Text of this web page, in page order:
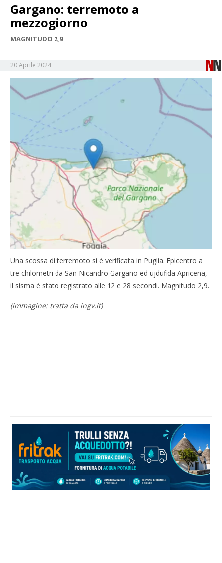
Gargano: terremoto a
mezzogiorno
MAGNITUDO 2,9
20 Aprile 2024
Una scossa di terremoto si è verificata in Puglia. Epicentro a
tre chilometri da San Nicandro Gargano ed ujdufida Apricena,
il sisma è stato registrato alle 12 e 28 secondi. Magnitudo 2,9.
(immagine: tratta da ingv.it)